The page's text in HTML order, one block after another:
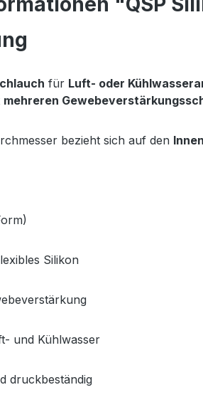
für Luft- oder
mehreren
bezieht sich auf den
Silikon
und Kühlwasser
druckbeständig